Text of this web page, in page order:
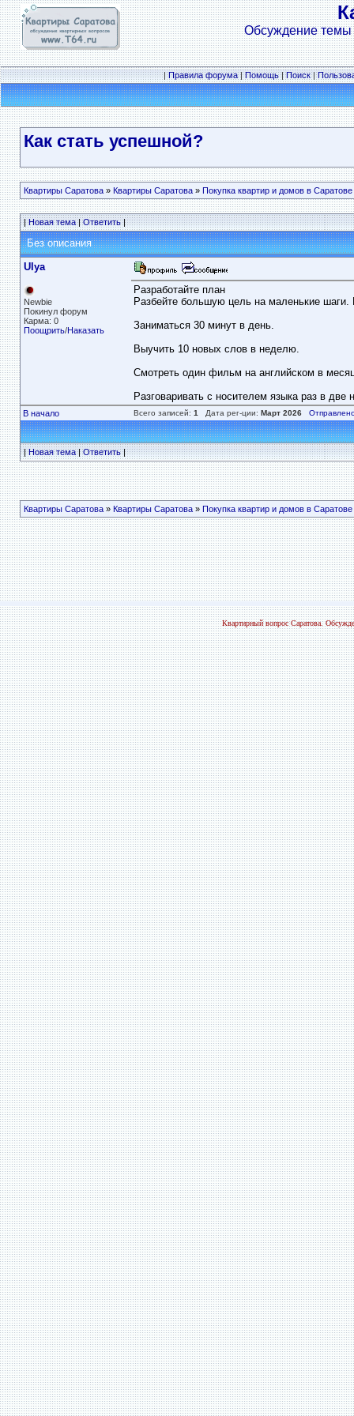
Обсуждение темы
|Правила форума|Помощь|Поиск|
Как стать успешной?
Квартиры Саратова» Квартиры Саратова» Покупка квартир и домов в Саратове
|Новая тема|Ответить|
Без описания
Ulya
Newbie
Покинул форум
Карма: 0
Поощрить/Наказать
Разработайте план
Разбейте большую цель на маленькие шаги.
Заниматься 30 минут в день.
Выучить 10 новых слов в неделю.
Смотреть один фильм на английском в
Разговаривать с носителем языка раз в две
В начало Всего записей: 1 Дата рег-ции: Март 2026
|Новая тема|Ответить|
Квартиры Саратова» Квартиры Саратова» Покупка квартир и домов в Саратове
Квартирный вопрос Саратова.